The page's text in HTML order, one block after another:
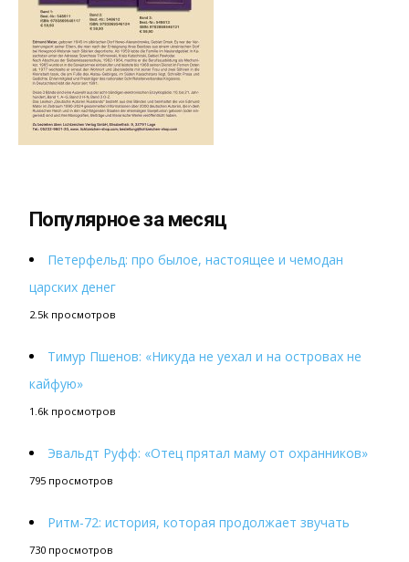
Популярное за месяц
Петерфельд: про былое, настоящее и чемодан
царских денег
2.5k просмотров
Тимур Пшенов: «Никуда не уехал и на островах не
кайфую»
1.6k просмотров
Эвальдт Руфф: «Отец прятал маму от охранников»
795 просмотров
Ритм-72: история, которая продолжает звучать
730 просмотров